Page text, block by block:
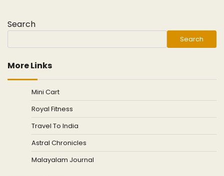
Search
Search
More Links
Mini Cart
Royal Fitness
Travel To India
Astral Chronicles
Malayalam Journal